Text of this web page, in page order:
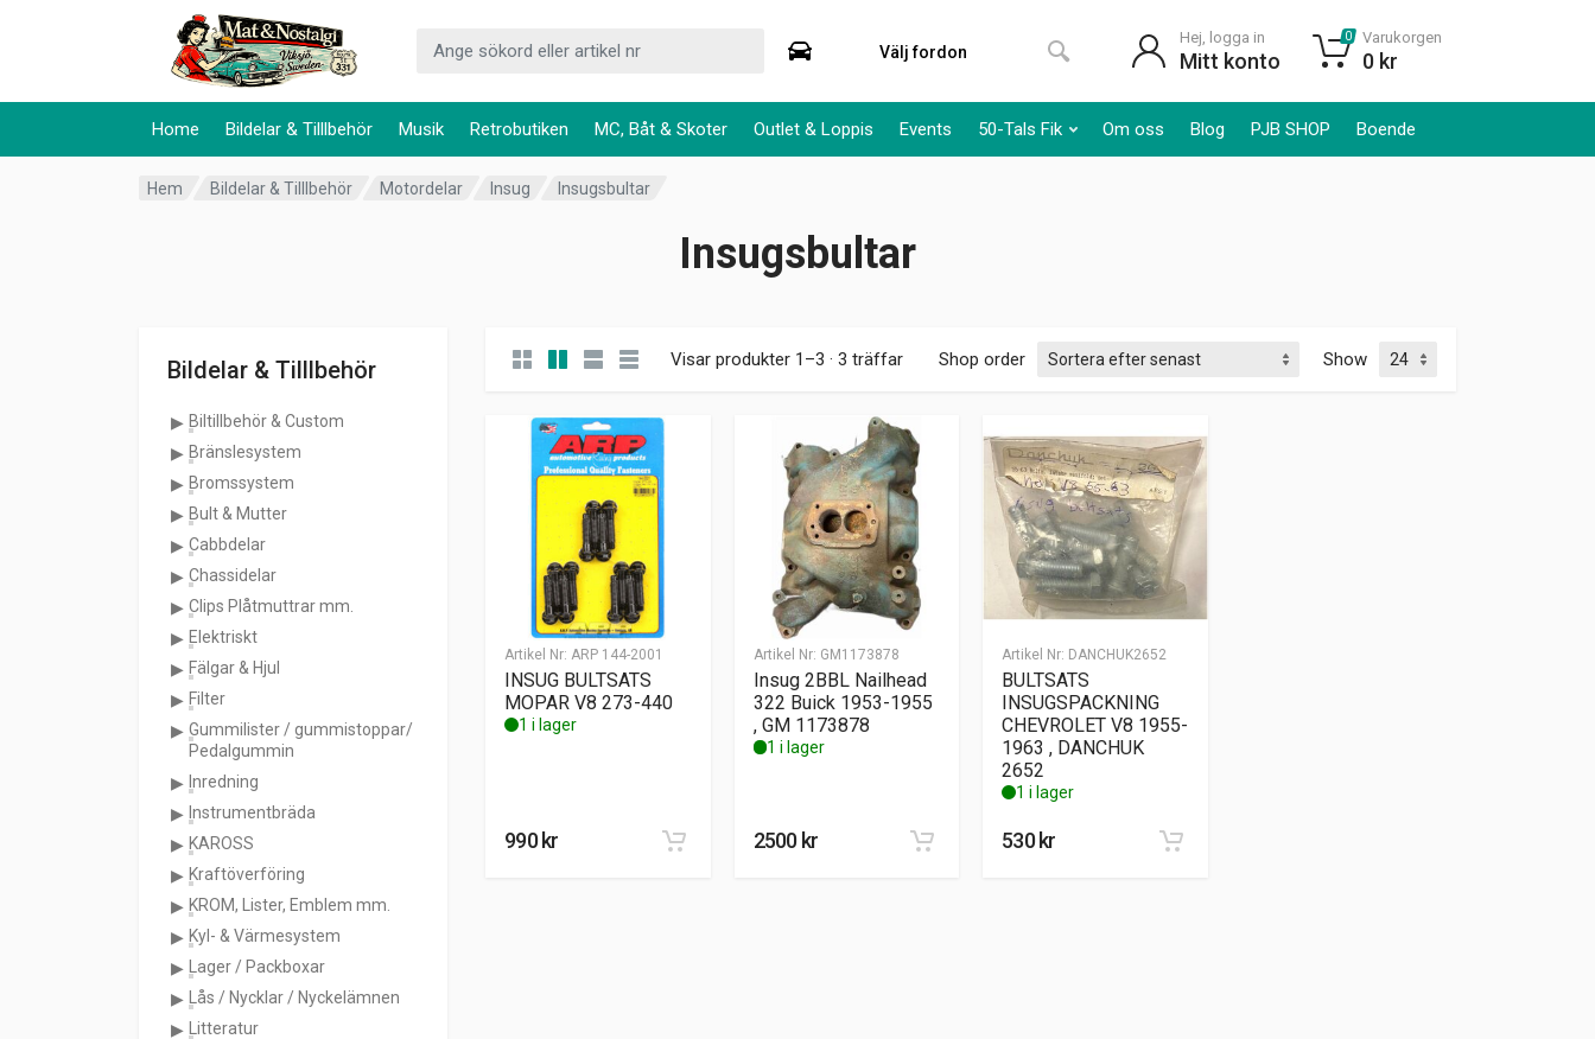
Home Bildelar & Tilllbehör Musik Retrobutiken MC, Båt & Skoter Outlet & Loppis Events 50-Tals Fik Om oss Blog PJB SHOP Boende
Välj fordon
Hej, logga in
Mitt konto
0 Varukorgen
0 kr
Hem Bildelar & Tilllbehör Motordelar Insug Insugsbultar
Insugsbultar
Bildelar & Tilllbehör
Biltillbehör & Custom
Bränslesystem
Bromssystem
Bult & Mutter
Cabbdelar
Chassidelar
Clips Plåtmuttrar mm.
Elektriskt
Fälgar & Hjul
Filter
Gummilister / gummistoppar/
Pedalgummin
Inredning
Instrumentbräda
KAROSS
Kraftöverföring
KROM, Lister, Emblem mm.
Kyl- & Värmesystem
Lager / Packboxar
Lås / Nycklar / Nyckelämnen
Litteratur
Visar produkter 1–3 · 3 träffar Shop order Show
Artikel Nr: ARP 144-2001
INSUG BULTSATS
MOPAR V8 273-440
1 i lager
990kr
Artikel Nr: GM1173878
Insug 2BBL Nailhead
322 Buick 1953-1955
, GM 1173878
1 i lager
2500kr
Artikel Nr: DANCHUK2652
BULTSATS
INSUGSPACKNING
CHEVROLET V8 1955-
1963 , DANCHUK
2652
1 i lager
530kr